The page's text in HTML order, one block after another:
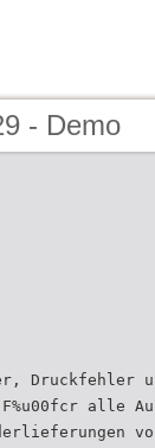
- Demo
Druckfehler
alle